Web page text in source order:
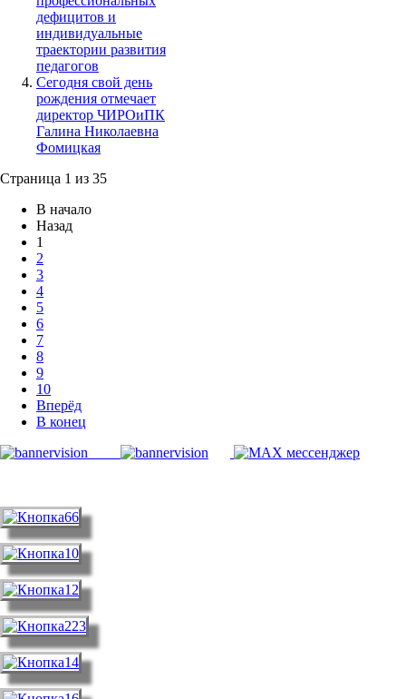
дефицитов и
индивидуальные
траектории развития
педагогов
Сегодня свой день
рождения отмечает
директор ЧИРОиПК
Галина Николаевна
Фомицкая
Страница 1 из 35
В начало
Назад
1
2
3
4
5
6
7
8
9
10
Вперёд
В конец